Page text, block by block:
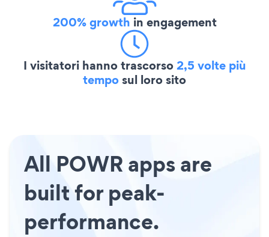
200% growth in engagement
I visitatori hanno trascorso2,5 volte più
temposul loro sito
All POWR apps are
built for peak-
performance.